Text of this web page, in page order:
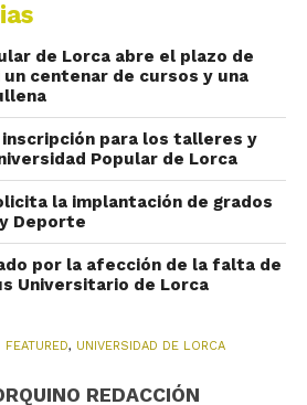
de Lorca abre el plazo de
centenar de cursos y una
para los talleres y
Popular de Lorca
la implantación de grados
Deporte
por la afección de la falta de
Universitario de Lorca
FEATURED, UNIVERSIDAD DE LORCA
REDACCIÓN